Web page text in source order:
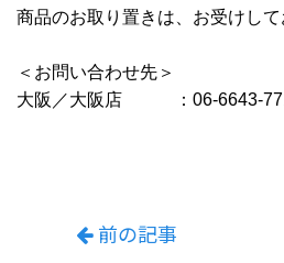
商品のお取り置きは、お受けして
＜お問い合わせ先＞
大阪／大阪店 ：06-6643-
前の記事